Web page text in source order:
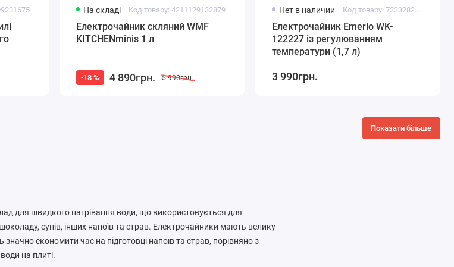
На складі Код товару: 4211129132879
Електрочайник скляний WMF
KITCHENminis 1 л
-18 % 4 890грн. 5 990грн.
Нет в наличии
Електрочайник Emerio WK-
122227 із регулюванням
температури (1,7 л)
3 990грн.
Показати більше
для швидкого нагрівання води, що використовується для
супів, інших напоїв та страв. Електрочайники мають велику
економити час на підготовці напоїв та страв, порівняно з
на плиті.